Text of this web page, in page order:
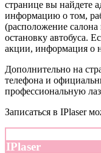
странице вы найдете
информацию о том,
(расположение
остановку автобуса.
акции, информация о
Дополнительно на
телефона и
профессиональную
Записаться в IPlaser
IPlaser